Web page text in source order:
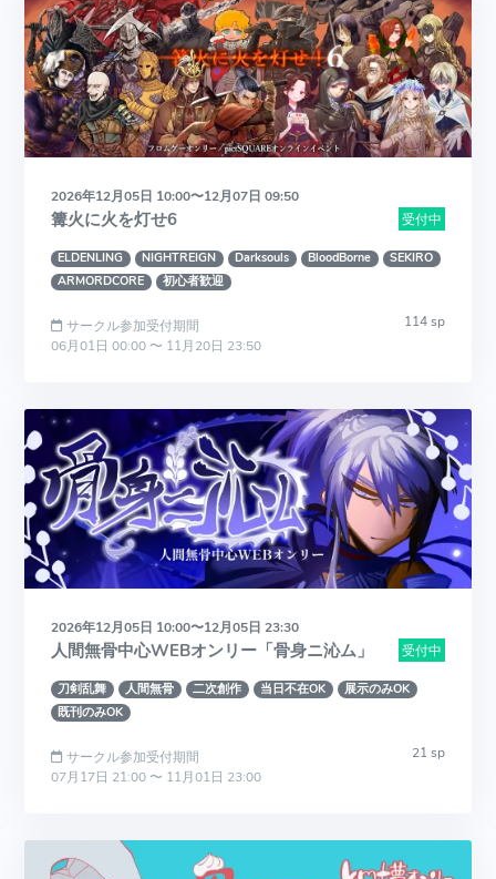
2026年12月05日 10:00〜12月07日 09:50
受付中
篝火に火を灯せ6
ELDENLING NIGHTREIGN Darksouls BloodBorne
SEKIRO
ARMORDCORE
初心者歓迎
114 sp
サークル参加受付期間
06月01日 00:00 〜 11月20日 23:50
2026年12月05日 10:00〜12月05日 23:30
受付中
人間無骨中心WEBオンリー「骨身ニ沁ム」
刀剣乱舞 人間無骨 二次創作 当日不在OK
展示のみOK
既刊のみOK
21 sp
サークル参加受付期間
07月17日 21:00 〜 11月01日 23:00